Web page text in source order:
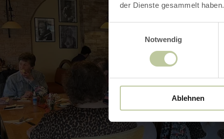
der Dienste gesammelt haben.
Einwilligungsauswahl
Notwendig
Ablehnen